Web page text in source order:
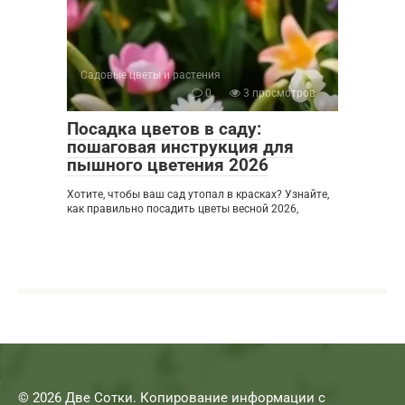
Садовые цветы и растения
0
3 просмотров
Посадка цветов в саду:
пошаговая инструкция для
пышного цветения 2026
Хотите, чтобы ваш сад утопал в красках? Узнайте,
как правильно посадить цветы весной 2026,
© 2026 Две Сотки. Копирование информации с